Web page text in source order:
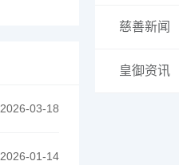
2026-03-18
2026-01-14
慈善新闻
皇御资讯